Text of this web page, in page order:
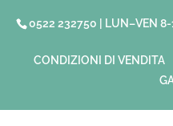
0522 232750 | LUN–VEN
CONDIZIONI DI VENDITA